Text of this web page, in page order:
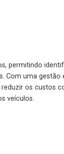
permitindo
Com uma gestão
os custos
veículos.